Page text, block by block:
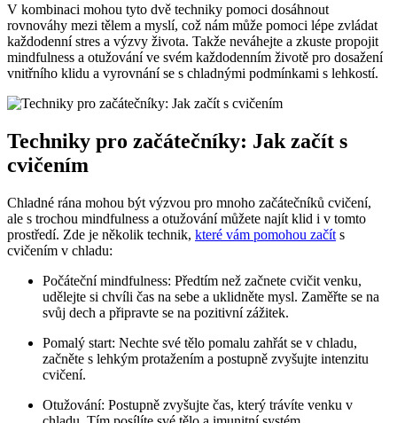
V kombinaci mohou tyto dvě techniky pomoci dosáhnout
rovnováhy mezi tělem a myslí, což nám může pomoci lépe zvládat
každodenní stres a výzvy života. Takže neváhejte a zkuste propojit
mindfulness a otužování ve svém každodenním životě pro dosažení
vnitřního klidu a vyrovnání se s chladnými podmínkami s lehkostí.
Techniky pro začátečníky: Jak začít s
cvičením
Chladné rána mohou být výzvou pro mnoho začátečníků cvičení,
ale s trochou mindfulness a otužování můžete najít klid i v tomto
prostředí. Zde je několik technik, které vám pomohou začít s
cvičením v chladu:
Počáteční mindfulness: Předtím než začnete cvičit venku,
udělejte si chvíli čas na sebe a uklidněte mysl. Zaměřte se na
svůj dech a připravte se na pozitivní zážitek.
Pomalý start: Nechte své tělo pomalu zahřát se v chladu,
začněte s lehkým protažením a postupně zvyšujte intenzitu
cvičení.
Otužování: Postupně zvyšujte čas, který trávíte venku v